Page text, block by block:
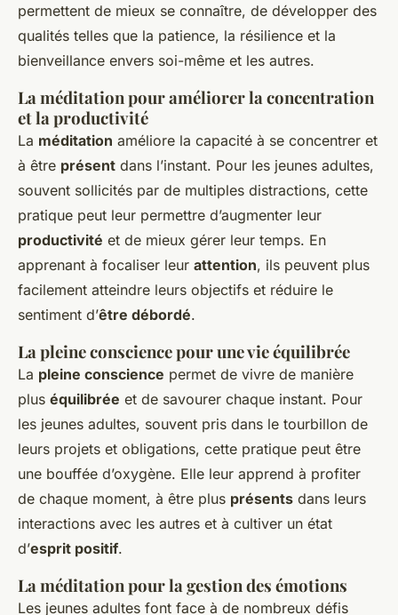
permettent de mieux se connaître, de développer des
qualités telles que la patience, la résilience et la
bienveillance envers soi-même et les autres.
La méditation pour améliorer la concentration
et la productivité
La méditation améliore la capacité à se concentrer et
à être présent dans l’instant. Pour les jeunes adultes,
souvent sollicités par de multiples distractions, cette
pratique peut leur permettre d’augmenter leur
productivité et de mieux gérer leur temps. En
apprenant à focaliser leur attention, ils peuvent plus
facilement atteindre leurs objectifs et réduire le
sentiment d’être débordé.
La pleine conscience pour une vie équilibrée
La pleine conscience permet de vivre de manière
plus équilibrée et de savourer chaque instant. Pour
les jeunes adultes, souvent pris dans le tourbillon de
leurs projets et obligations, cette pratique peut être
une bouffée d’oxygène. Elle leur apprend à profiter
de chaque moment, à être plus présents dans leurs
interactions avec les autres et à cultiver un état
d’esprit positif.
La méditation pour la gestion des émotions
Les jeunes adultes font face à de nombreux défis